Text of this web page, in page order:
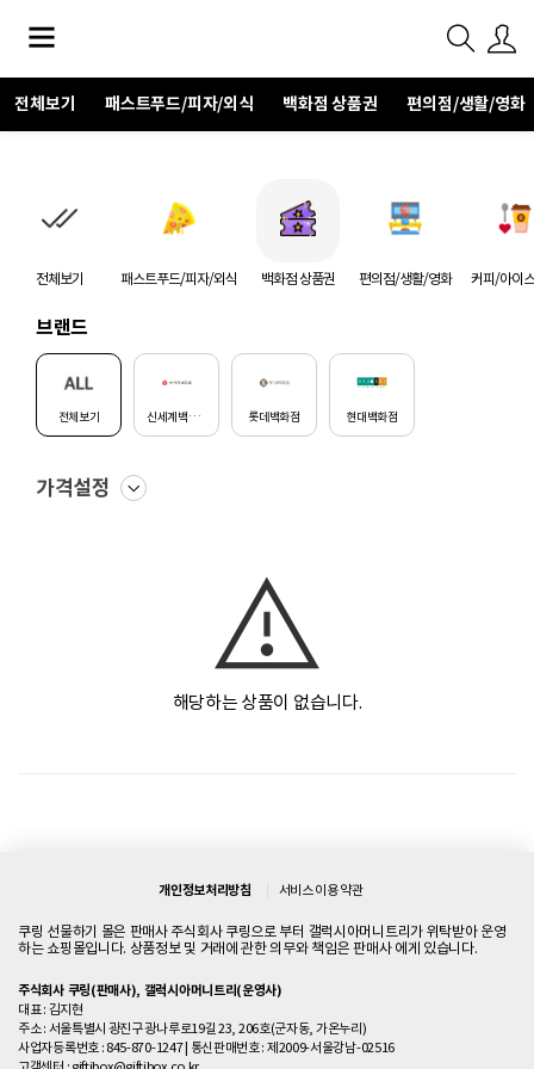
전체보기 패스트푸드/피자/외식 백화점 상품권 편의점/생활/영화
전체보기 패스트푸드/피자/외식 백화점 상품권 편의점/생활/영화 커피/아이
브랜드
전체보기 신세계백화점 롯데백화점 현대백화점
가격설정
해당하는 상품이 없습니다.
개인정보처리방침 서비스 이용 약관
쿠링 선물하기 몰은 판매사 주식회사 쿠링으로 부터 갤럭시아머니트리가 위탁받아 운영
하는 쇼핑몰입니다. 상품정보 및 거래에 관한 의무와 책임은 판매사 에게 있습니다.
주식회사 쿠링(판매사), 갤럭시아머니트리(운영사)
대표 : 김지현
주소 : 서울특별시 광진구 광나루로19길 23, 206호(군자동, 가온누리)
사업자등록번호 : 845-870-1247| 통신판매번호 : 제2009-서울강남-02516